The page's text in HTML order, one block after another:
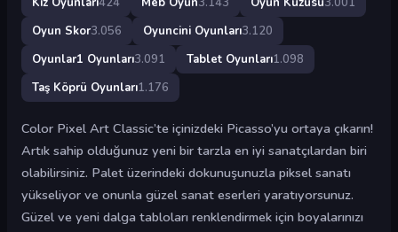
Oyun Skor3.056 Oyuncini Oyunları3.120
Oyunlar1 Oyunları3.091 Tablet Oyunları1.098
Taş Köprü Oyunları1.176
Color Pixel Art Classic’te içinizdeki Picasso’yu ortaya çıkarın!
Artık sahip olduğunuz yeni bir tarzla en iyi sanatçılardan biri
olabilirsiniz. Palet üzerindeki dokunuşunuzla piksel sanatı
yükseliyor ve onunla güzel sanat eserleri yaratıyorsunuz.
Güzel ve yeni dalga tabloları renklendirmek için boyalarınızı